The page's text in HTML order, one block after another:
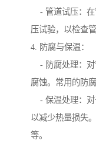
- 管道试压：在
压试验，以检查
4. 防腐与保温：
- 防腐处理：对
腐蚀。常用的防
- 保温处理：对
以减少热量损失
等。